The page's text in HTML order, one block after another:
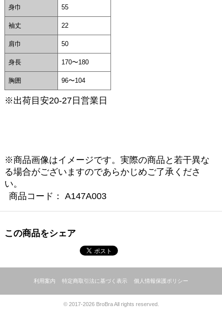
身巾 55
袖丈 22
肩巾 50
身長 170〜180
胸囲 96〜104
※出荷目安20-27日営業日
※商品画像はイメージです。実際の商品と若干異な
る場合がございますのであらかじめご了承くださ
い。
商品コード：
A147A003
この商品をシェア
利用案内 特定商取引法に基づく表示 個人情報保護ポリシー
© 2017-2026 BroBra All rights reserved.